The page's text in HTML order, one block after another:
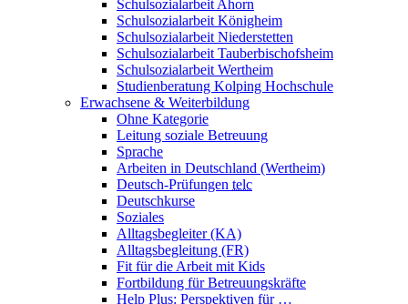
Schulsozialarbeit Ahorn
Schulsozialarbeit Königheim
Schulsozialarbeit Niederstetten
Schulsozialarbeit Tauberbischofsheim
Schulsozialarbeit Wertheim
Studienberatung Kolping Hochschule
Erwachsene & Weiterbildung
Ohne Kategorie
Leitung soziale Betreuung
Sprache
Arbeiten in Deutschland (Wertheim)
Deutsch-Prüfungen telc
Deutschkurse
Soziales
Alltagsbegleiter (KA)
Alltagsbegleitung (FR)
Fit für die Arbeit mit Kids
Fortbildung für Betreuungskräfte
Help Plus: Perspektiven für …